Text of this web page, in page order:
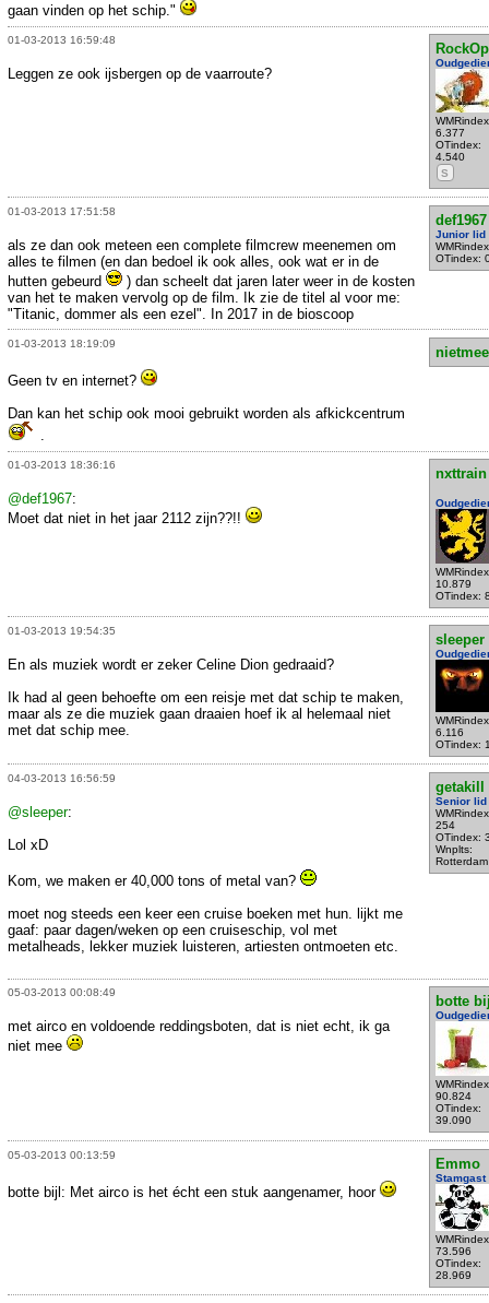
gaan vinden op het schip."
01-03-2013 16:59:48
6.377
OTindex:
4.540
S
Leggen ze ook ijsbergen op de vaarroute?
01-03-2013 17:51:58
def1967
Junior lid
OTindex:
als ze dan ook meteen een complete filmcrew meenemen om
alles te filmen (en dan bedoel ik ook alles, ook wat er in de
hutten gebeurd
) dan scheelt dat jaren later weer in de kosten
van het te maken vervolg op de film. Ik zie de titel al voor me:
"Titanic, dommer als een ezel". In 2017 in de bioscoop
01-03-2013 18:19:09
Geen tv en internet?
Dan kan het schip ook mooi gebruikt worden als afkickcentrum
01-03-2013 18:36:16
nxttrain
10.879
OTindex:
@def1967:
Moet dat niet in het jaar 2112 zijn??!!
01-03-2013 19:54:35
sleeper
6.116
OTindex:
En als muziek wordt er zeker Celine Dion gedraaid?
Ik had al geen behoefte om een reisje met dat schip te maken,
maar als ze die muziek gaan draaien hoef ik al helemaal niet
met dat schip mee.
04-03-2013 16:56:59
getakill
Senior lid
254
OTindex:
Wnplts:
Rotterdam
@sleeper:
Lol xD
Kom, we maken er 40,000 tons of metal van?
moet nog steeds een keer een cruise boeken met hun. lijkt me
gaaf: paar dagen/weken op een cruiseschip, vol met
metalheads, lekker muziek luisteren, artiesten ontmoeten etc.
05-03-2013 00:08:49
botte
90.824
OTindex:
39.090
met airco en voldoende reddingsboten, dat is niet echt, ik ga
niet mee
05-03-2013 00:13:59
Emmo
Stamgast
73.596
OTindex:
28.969
botte bijl: Met airco is het écht een stuk aangenamer, hoor